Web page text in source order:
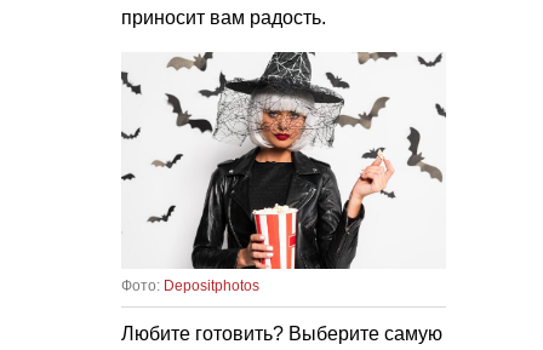
приносит вам радость.
Фото: Depositphotos
Любите готовить? Выберите самую